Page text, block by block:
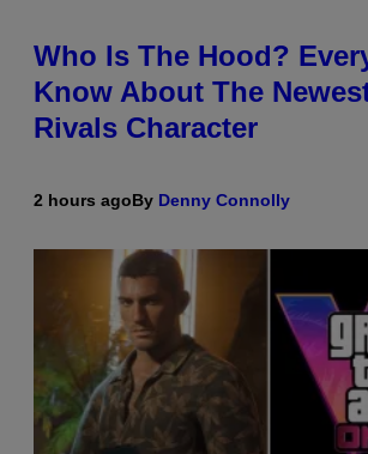
Who Is The Hood?
Know About The
Rivals Character
2 hours agoBy Denny Connolly